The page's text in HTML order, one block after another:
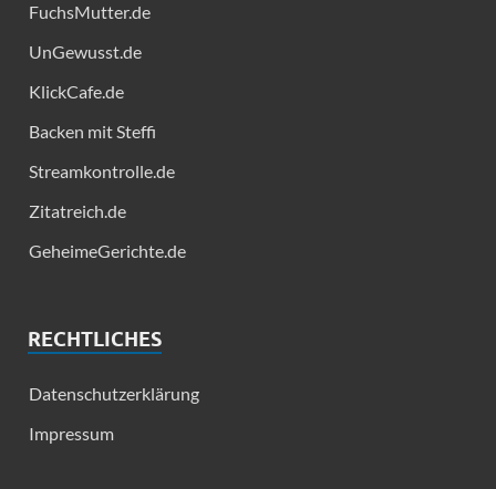
FuchsMutter.de
UnGewusst.de
KlickCafe.de
Backen mit Steffi
Streamkontrolle.de
Zitatreich.de
GeheimeGerichte.de
RECHTLICHES
Datenschutzerklärung
Impressum